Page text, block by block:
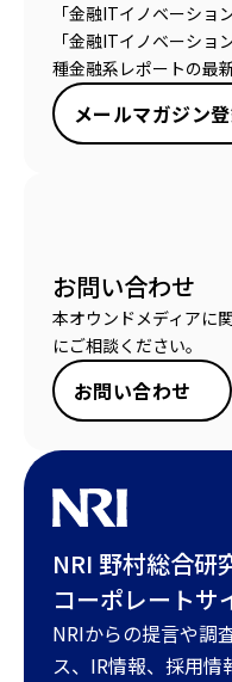
「金融ITイノベーショ
「金融ITイノベーショ
種金融系レポートの最
メールマガジン
お問い合わせ
本オウンドメディアに
にご相談ください。
お問い合わせ
NRI 野村総合研
コーポレートサ
NRIからの提言や調
ス、IR情報、採用情